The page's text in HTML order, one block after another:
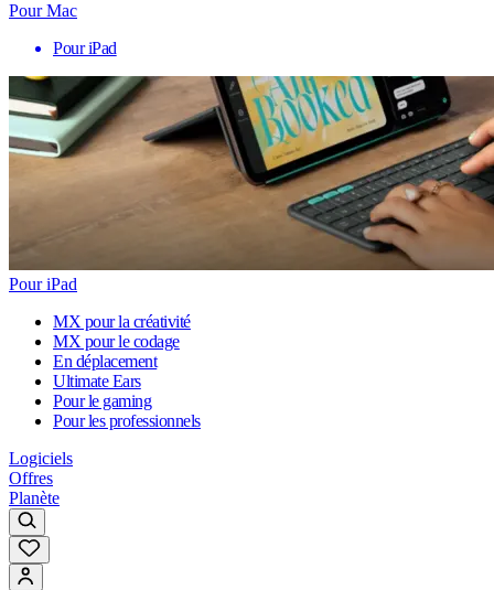
Pour Mac
Pour iPad
Pour iPad
MX pour la créativité
MX pour le codage
En déplacement
Ultimate Ears
Pour le gaming
Pour les professionnels
Logiciels
Offres
Planète